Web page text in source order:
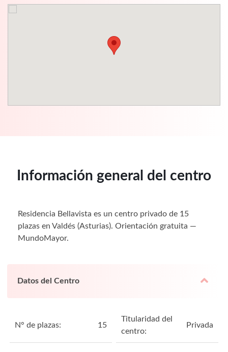
Información general del centro
Residencia Bellavista es un centro privado de 15
plazas en Valdés (Asturias). Orientación gratuita —
MundoMayor.
Datos del Centro
N° de plazas: 15
Titularidad del
centro:
Privada